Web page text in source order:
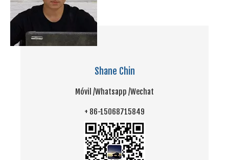
Shane Chin
Móvil /Whatsapp /Wechat
+ 86-15068715849